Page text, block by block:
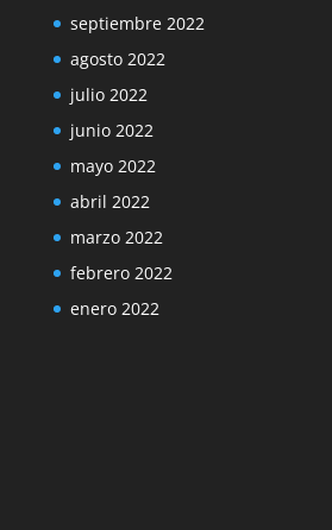
septiembre 2022
agosto 2022
julio 2022
junio 2022
mayo 2022
abril 2022
marzo 2022
febrero 2022
enero 2022